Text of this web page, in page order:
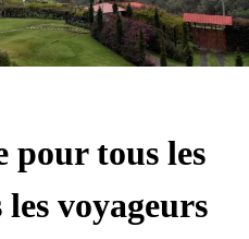
pour tous les
voyageurs